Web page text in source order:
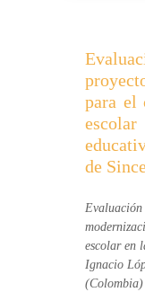
para el
de
Evaluación
escolar en
Ignacio
(Colombia)